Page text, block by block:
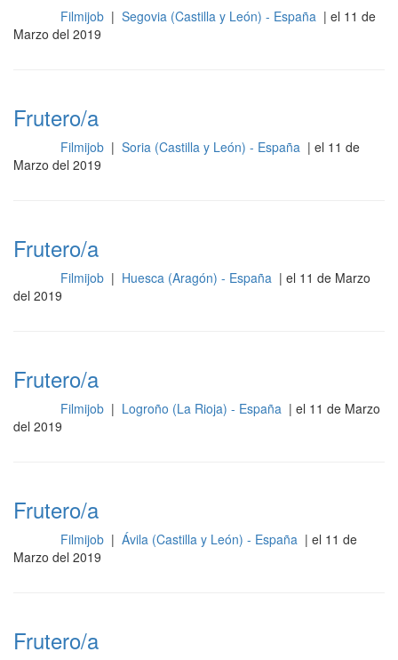
Filmijob | Segovia (Castilla y León) - España | el 11 de
Marzo del 2019
Frutero/a
Filmijob | Soria (Castilla y León) - España | el 11 de
Marzo del 2019
Frutero/a
Filmijob | Huesca (Aragón) - España | el 11 de Marzo
del 2019
Frutero/a
Filmijob | Logroño (La Rioja) - España | el 11 de Marzo
del 2019
Frutero/a
Filmijob | Ávila (Castilla y León) - España | el 11 de
Marzo del 2019
Frutero/a